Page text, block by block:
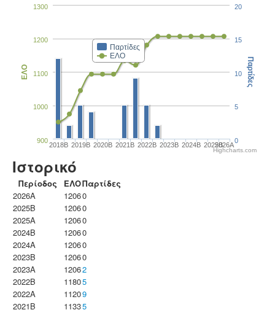
Παρτίδες
ΕΛΟ
2018B 2019B 2020B 2021B 2022B 2023B 2024B 2025B2026A
900
1000
1100
1200
1300
ΕΛΟ
0
5
10
15
20
Παρτίδες
Highcharts.com
Ιστορικό
Περίοδος ΕΛΟΠαρτίδες
2026A
12060
2025B
12060
2025A
12060
2024B
12060
2024A
12060
2023B
12060
2023Α
12062
2022B
11805
2022A
11209
2021B
11335